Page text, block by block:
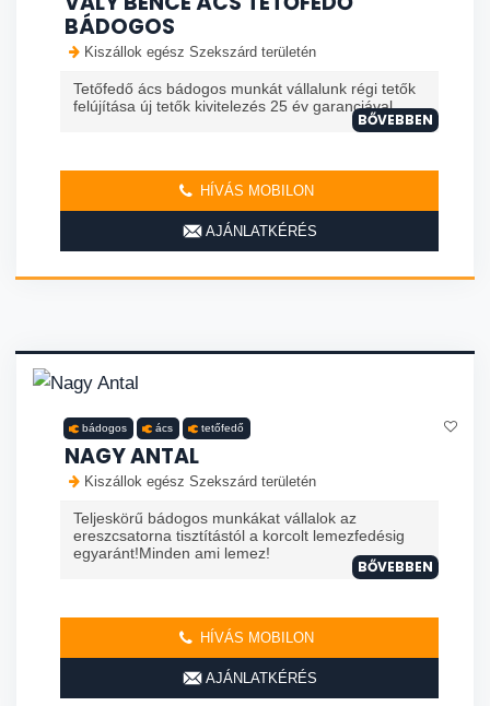
BÁDOGOS
Kiszállok egész Szekszárd területén
Tetőfedő ács bádogos munkát vállalunk régi tetők
felújítása új tetők kivitelezés 25 év garanciával
BŐVEBBEN
HÍVÁS MOBILON
AJÁNLATKÉRÉS
bádogos ács tetőfedő
NAGY ANTAL
Kiszállok egész Szekszárd területén
Teljeskörű bádogos munkákat vállalok az
ereszcsatorna tisztítástól a korcolt lemezfedésig
egyaránt!Minden ami lemez!
BŐVEBBEN
HÍVÁS MOBILON
AJÁNLATKÉRÉS